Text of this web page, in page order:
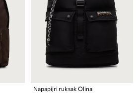
Napapijri ruksak Olina